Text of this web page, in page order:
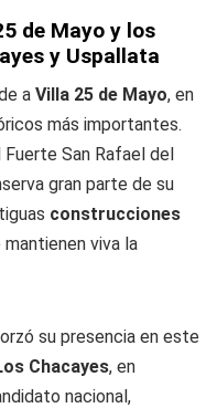
de Mayo y los
y Uspallata
a Villa 25 de Mayo, en
más importantes.
San Rafael del
gran parte de su
construcciones
mantienen viva la
su presencia en este
Chacayes, en
nacional,